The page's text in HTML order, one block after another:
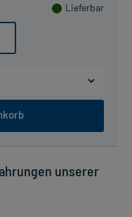
Lieferbar
unserer